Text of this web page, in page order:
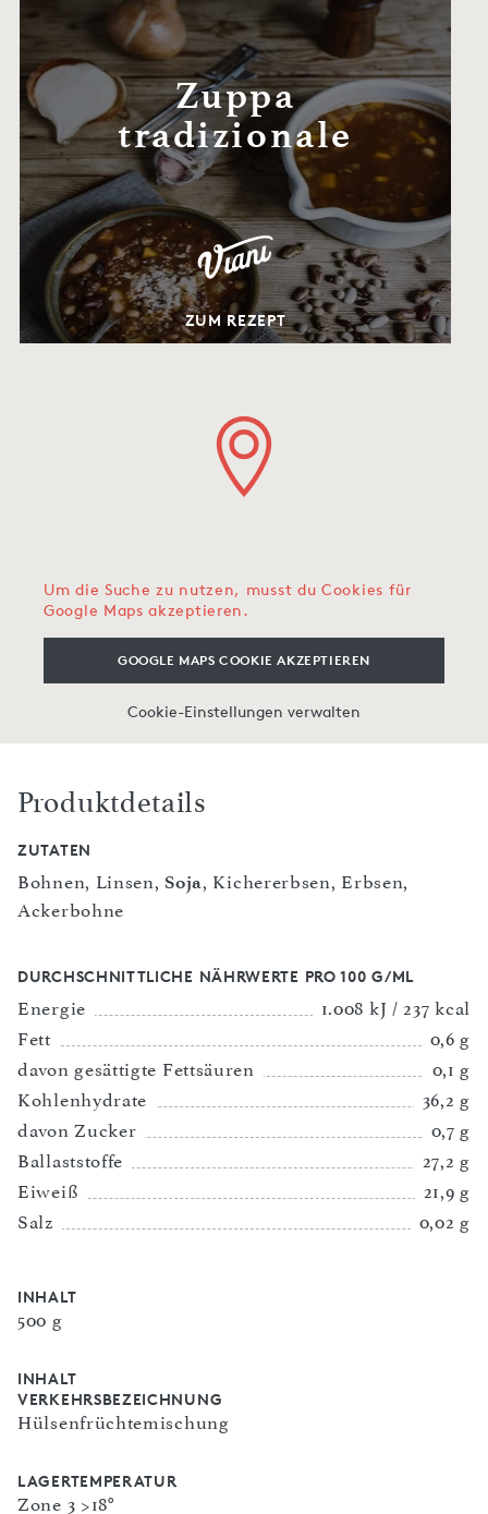
Zuppa
tradizionale
ZUM REZEPT
Um die Suche zu nutzen, musst du Cookies für
Google Maps akzeptieren.
GOOGLE MAPS COOKIE AKZEPTIEREN
Cookie-Einstellungen verwalten
Produktdetails
ZUTATEN
Bohnen, Linsen,Soja, Kichererbsen, Erbsen,
Ackerbohne
DURCHSCHNITTLICHE NÄHRWERTE PRO 100 G/ML
Energie
1.008 kJ / 237 kcal
Fett
0,6 g
davon gesättigte Fettsäuren
0,1 g
Kohlenhydrate
36,2 g
davon Zucker
0,7 g
Ballaststoffe
27,2 g
Eiweiß
21,9 g
Salz
0,02 g
INHALT
500 g
INHALT
VERKEHRSBEZEICHNUNG
Hülsenfrüchtemischung
LAGERTEMPERATUR
Zone 3 >18°